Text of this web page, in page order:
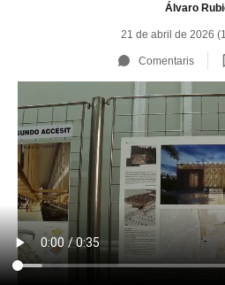
Álvaro
21 de abril de 2026
Comentaris